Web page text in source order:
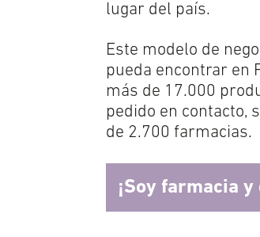
lugar del país.
Este modelo de
pueda encontrar en
más de 17.000
pedido en contacto,
de 2.700 farmacias.
¡Soy farmacia